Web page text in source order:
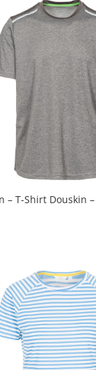
– T-Shirt Douskin